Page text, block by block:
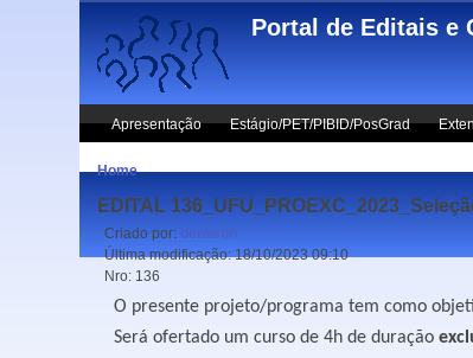
Skip to main content
Portal de Editais e
Apresentação Estágio/PET/PIBID/PosGrad
Home
EDITAL
Criado por: denilson
Última modificação:18/10/2023 09:10
Nro: 136
O presente projeto/programa tem como
Será ofertado um curso de 4h de duração